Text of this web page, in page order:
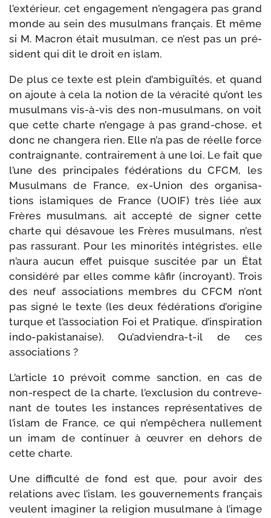
l’extérieur, cet enga­ge­ment n’engagera pas grand
monde au sein des musul­mans fran­çais. Et même
si M. Macron était musul­man, ce n’est pas un pré­
sident qui dit le droit en islam.
De plus ce texte est plein d’ambiguïtés, et quand
on ajoute à cela la notion de la véra­ci­té qu’ont les
musul­mans vis-​à-​vis des non-​musulmans, on voit
que cette charte n’engage à pas grand-​chose, et
donc ne chan­ge­ra rien. Elle n’a pas de réelle force
contrai­gnante, contrai­re­ment à une loi. Le fait que
l’une des prin­ci­pales fédé­ra­tions du CFCM, les
Musulmans de France, ex-​Union des orga­ni­sa­
tions isla­miques de France (UOIF) très liée aux
Frères musul­mans, ait accep­té de signer cette
charte qui désa­voue les Frères musul­mans, n’est
pas ras­su­rant. Pour les mino­ri­tés inté­gristes, elle
n’aura aucun effet puisque sus­ci­tée par un État
consi­dé­ré par elles comme kâfir (incroyant). Trois
des neuf asso­cia­tions membres du CFCM n’ont
pas signé le texte (les deux fédé­ra­tions d’origine
turque et l’association Foi et Pratique, d’inspiration
indo-​pakistanaise). Qu’adviendra-t-il de ces
associations ?
L’article 10 pré­voit comme sanc­tion, en cas de
non-​respect de la charte, l’exclusion du contre­ve­
nant de toutes les ins­tances repré­sen­ta­tives de
l’islam de France, ce qui n’empêchera nul­le­ment
un imam de conti­nuer à œuvrer en dehors de
cette charte.
Une dif­fi­cul­té de fond est que, pour avoir des
rela­tions avec l’islam, les gou­ver­ne­ments fran­çais
veulent ima­gi­ner la reli­gion musul­mane à l’image